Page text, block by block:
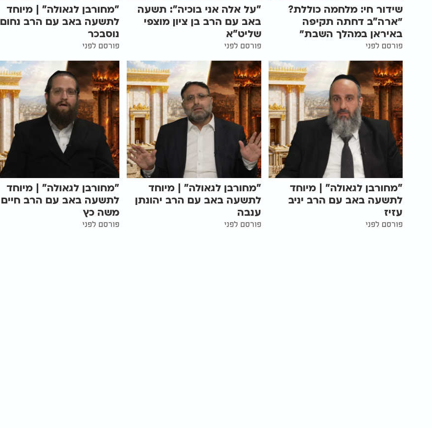
שידור חי: מלחמה כוללת?
״ארה"ב דחתה תקיפה
באיראן במהלך השבת״
פורסם לפני
"על אלה אני בוכיה": תשעה
באב עם הרב בן ציון מוצפי
שליט"א
פורסם לפני
"מחורבן לגאולה" | מיוחד
לתשעה באב עם הרב נחום
נוסבכר
פורסם לפני
"מחורבן לגאולה" | מיוחד
לתשעה באב עם הרב יניב
עזיז
פורסם לפני
"מחורבן לגאולה" | מיוחד
לתשעה באב עם הרב יהונתן
ענבה
פורסם לפני
"מחורבן לגאולה" | מיוחד
לתשעה באב עם הרב חיים
משה כץ
פורסם לפני